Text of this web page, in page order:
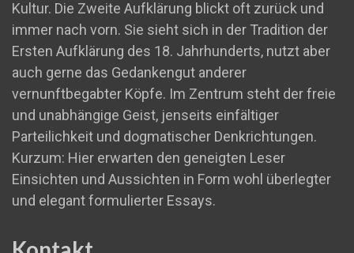
Kultur. Die Zweite Aufklärung blickt oft zurück und
immer nach vorn. Sie sieht sich in der Tradition der
Ersten Aufklärung des 18. Jahrhunderts, nutzt aber
auch gerne das Gedankengut anderer
vernunftbegabter Köpfe. Im Zentrum steht der freie
und unabhängige Geist, jenseits einfältiger
Parteilichkeit und dogmatischer Denkrichtungen.
Kurzum: Hier erwarten den geneigten Leser
Einsichten und Aussichten in Form wohl überlegter
und elegant formulierter Essays.